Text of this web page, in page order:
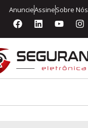
AnuncieAssineSobre Nós